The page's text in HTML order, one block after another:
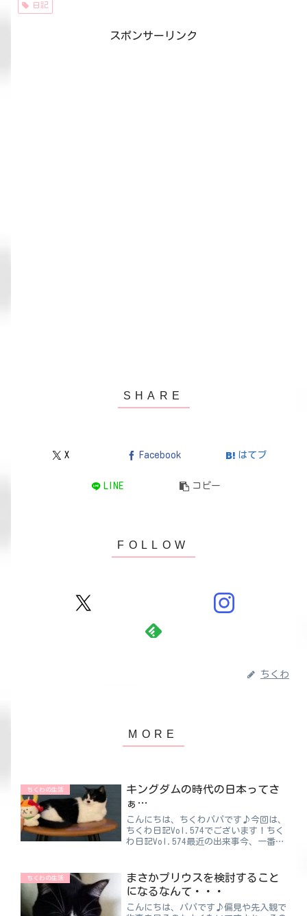
日記
スポンサーリンク
X Facebook はてブ
LINE コピー
ちくわ
ちくわの生活
キングダムの時代の日本ってさ
ぁ…
こんにちは、ちくわパパです♪今回は、
ちくわ日記Vol.574でございます！ちく
わ日記Vol.574最近の出来事今、一番好
すほど好きですね。そんなキングダムの
時代は古代中...
ちくわの生活
まさかプリウスを検討すること
になるなんて・・・
こんにちは、パパです♪偏見や先入観で